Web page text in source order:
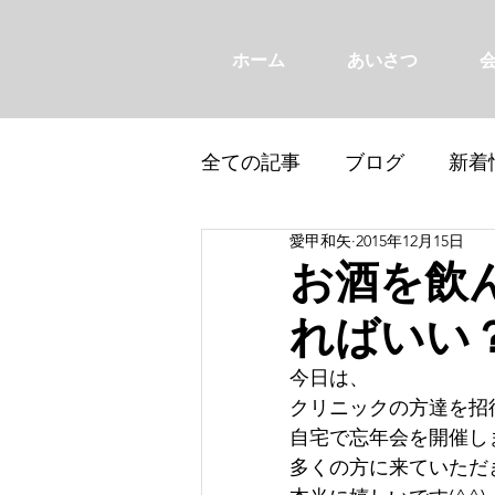
ホーム あいさつ
全ての記事 ブログ 新着
お酒を飲
ればいい
愛甲和矢 2015年12月15日
今日は、
クリニックの方達を招
自宅で忘年会を開催し
多くの方に来ていただ